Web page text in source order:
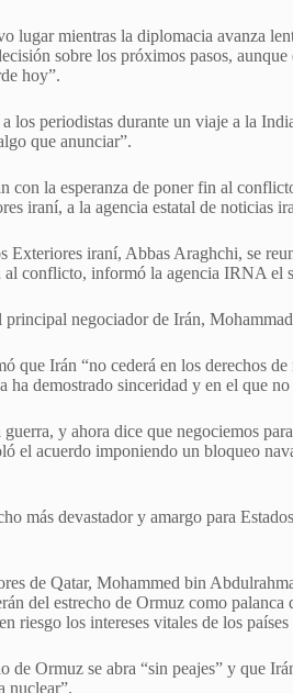
lugar mientras la diplomacia avanza
sobre los próximos pasos, aunque
hoy”.
los periodistas durante un viaje a la
que anunciar”.
con la esperanza de poner fin al
iraní, a la agencia estatal de noticias
iraní, Abbas Araghchi, se
conflicto, informó la agencia IRNA el
negociador de Irán,
que Irán “no cederá en los derechos
ha demostrado sinceridad y en el que
y ahora dice que negociemos
el acuerdo imponiendo un bloqueo
más devastador y amargo para
de Qatar, Mohammed bin
del estrecho de Ormuz como palanca
riesgo los intereses vitales de los países
Ormuz se abra “sin peajes” y que
nuclear”.